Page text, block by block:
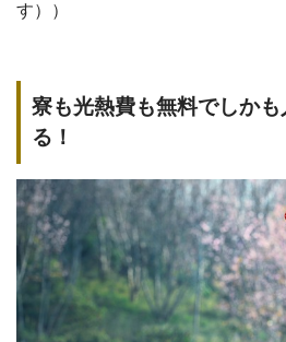
す））
寮も光熱費も無料でしか
る！